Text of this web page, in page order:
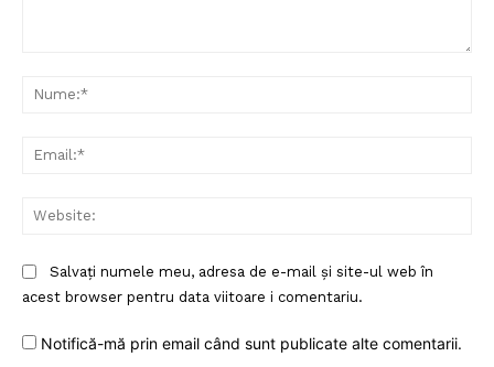
Salvați numele meu, adresa de e-mail și site-ul web în
acest browser pentru data viitoare i comentariu.
Notifică-mă prin email când sunt publicate alte comentarii.